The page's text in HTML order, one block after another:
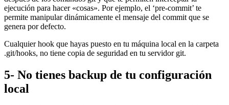
ejecución para hacer «cosas». Por ejemplo, el ‘pre-commit’ te
permite manipular dinámicamente el mensaje del commit que se
genera por defecto.
Cualquier hook que hayas puesto en tu máquina local en la carpeta
.git/hooks, no tiene copia de seguridad en tu servidor git.
5- No tienes backup de tu configuración
local